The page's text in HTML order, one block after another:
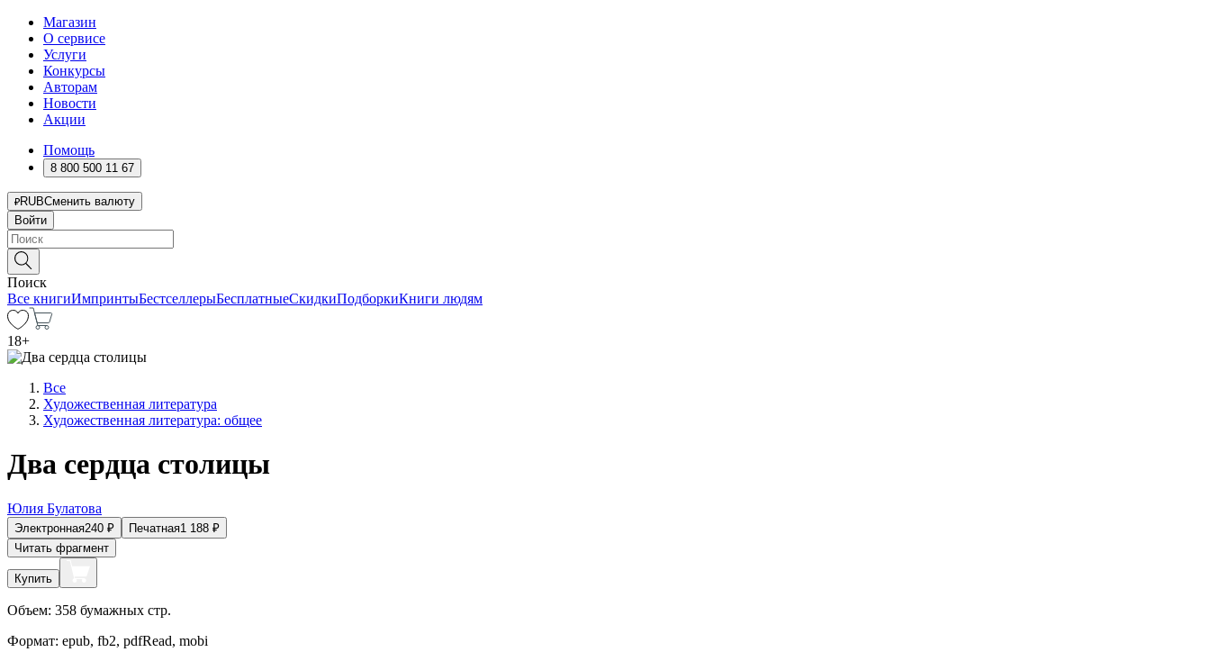
Магазин
О сервисе
Услуги
Конкурсы
Авторам
Новости
Акции
Помощь
8 800 500 11 67
RUBСменить валюту
Войти
Поиск
Все книгиИмпринтыБестселлерыБесплатныеСкидкиПодборкиКниги людям
18+
Все
Художественная литература
Художественная литература: общее
Два сердца столицы
Юлия Булатова
Электронная240 ₽ Печатная1 188 ₽
Читать фрагмент
Купить
Объем: 358 бумажных стр.
Формат: epub, fb2, pdfRead, mobi